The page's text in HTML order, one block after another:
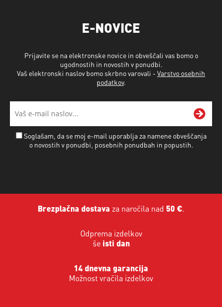
E-NOVICE
Prijavite se na elektronske novice in obveščali vas bomo o
ugodnostih in novostih v ponudbi.
Vaš elektronski naslov bomo skrbno varovali - Varstvo osebnih
podatkov.
Soglašam, da se moj e-mail uporablja za namene obveščanja
o novostih v ponudbi, posebnih ponudbah in popustih.
Brezplačna dostava za naročila nad 50 €.
Odprema izdelkov
še isti dan
14 dnevna garancija
Možnost vračila izdelkov